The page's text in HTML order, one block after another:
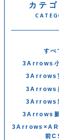
カテ
すべ
3Arrows
3Arrows
3Arrows
3Arrows
3Arrows
前